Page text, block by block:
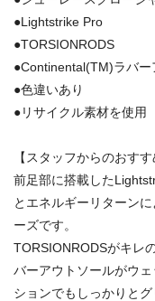
●Lightstrike Pro
●TORSIONRODS
●Continental(TM)ラバー
●色違いあり
●リサイクル素材を使用
【スタッフからのおすす
前足部に搭載した
とエネルギーリターン
ーズです。
TORSIONRODSがキレ
バーアウトソールがウ
ションでもしっかりと